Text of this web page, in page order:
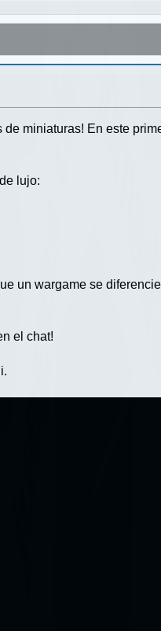
miniaturas! En este
lujo:
un wargame se
el chat!